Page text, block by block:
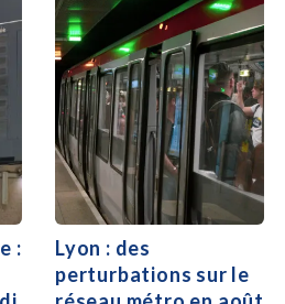
:
Lyon : des
perturbations sur le